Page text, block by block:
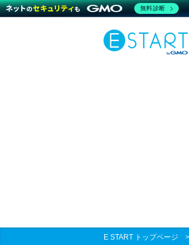
E START トップページ >
無料診断